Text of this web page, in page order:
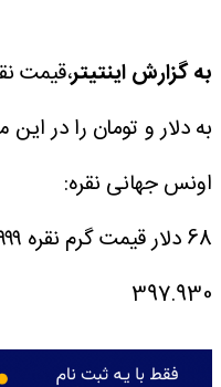
به گزارش اینتیتر
به دلار و تومان را در
اونس جهانی نقره:
68 دلار
قیمت گرم نقره ۹۹۹:
397.930